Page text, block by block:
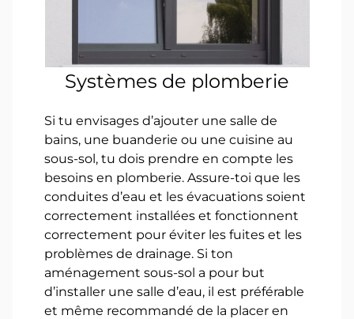
Systèmes de plomberie
Si tu envisages d’ajouter une salle de
bains, une buanderie ou une cuisine au
sous-sol, tu dois prendre en compte les
besoins en plomberie. Assure-toi que les
conduites d’eau et les évacuations soient
correctement installées et fonctionnent
correctement pour éviter les fuites et les
problèmes de drainage. Si ton
aménagement sous-sol a pour but
d’installer une salle d’eau, il est préférable
et même recommandé de la placer en